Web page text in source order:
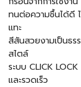
ทนต่อความชื้นได้ดี
แทะ
สีสันสวยงามเป็นธ
สไตล์
ระบบ CLICK
และรวดเร็ว